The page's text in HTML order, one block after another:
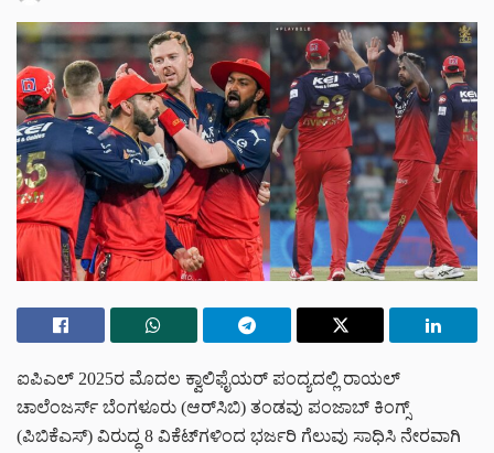
ಐಪಿಎಲ್ 2025ರ ಮೊದಲ ಕ್ವಾಲಿಫೈಯರ್ ಪಂದ್ಯದಲ್ಲಿ ರಾಯಲ್
ಚಾಲೆಂಜರ್ಸ್ ಬೆಂಗಳೂರು (ಆರ್‌ಸಿಬಿ) ತಂಡವು ಪಂಜಾಬ್ ಕಿಂಗ್ಸ್
(ಪಿಬಿಕೆಎಸ್) ವಿರುದ್ಧ 8 ವಿಕೆಟ್‌ಗಳಿಂದ ಭರ್ಜರಿ ಗೆಲುವು ಸಾಧಿಸಿ ನೇರವಾಗಿ